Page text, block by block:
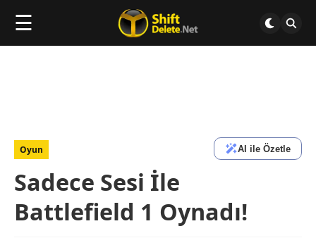
☰
Oyun AI ile Özetle
Sadece Sesi İle
Battlefield 1 Oynadı!